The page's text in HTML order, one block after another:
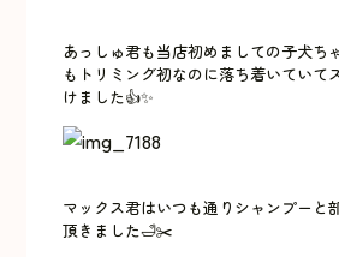
あっしゅ君も当店初めましての子犬ち
もトリミング初なのに落ち着いていて
けました👍✨
マックス君はいつも通りシャンプーと
頂きました🛁✂️